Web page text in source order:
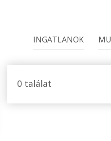
INGATLANOK
0 találat